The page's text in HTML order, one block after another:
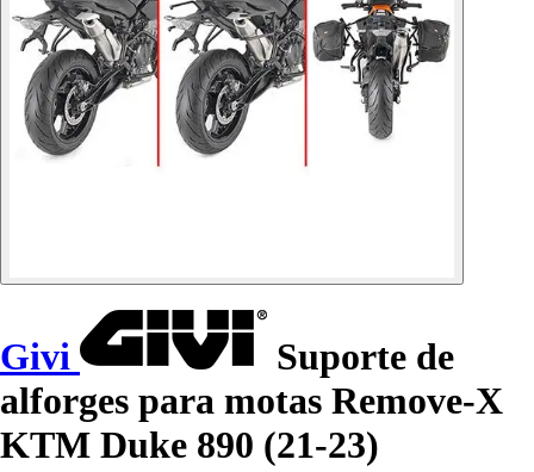
Givi
Suporte de
alforges para motas Remove-X
KTM Duke 890 (21-23)